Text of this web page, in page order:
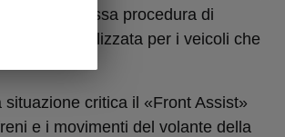
caso la stessa procedura di
di frenata utilizzata per i veicoli che
situazione critica il «Front Assist»
e i movimenti del volante della